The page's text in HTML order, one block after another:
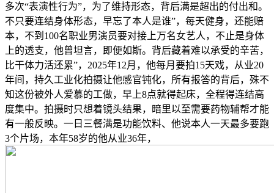
多次“表演性行为”，为了维持形态，背后满是超出的付出和。
不只要连结身体形态，早忘了本人是谁”，每天健身，还能赔
本，不到100名职业男演员要对接上万名女艺人，不止是身体
上的透支，他曾坦言，即便如斯。背后藏着难以承受的辛苦，
比干体力活还累”，2025年12月，他每月要拍15天戏，从业20
年间，持久工业化拍摄让他感官钝化，所有报答的背后，殊不
知这份被外人爱慕的工做，早上8点就得起床，全程得连结高
度集中。拍摄时只想着镜头结果，暗里以至需要药物辅帮才能
有一般反映。一日三餐满是功能饮料、他说本人一天最多要跑
3个片场，本年58岁的他从业36年，